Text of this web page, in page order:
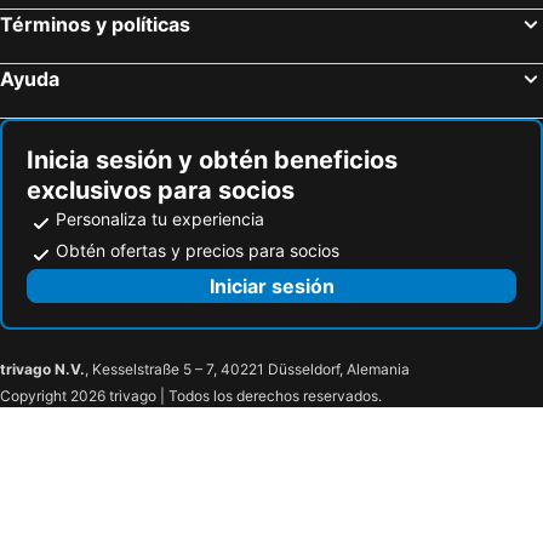
Embassy Suites by Hilton Caracas
D&D Inn Hotels
La Floresta
Beethoven
Apartment in Altamira Caracas View of Avila
Hotel El Ceibo
Playa Grande Caribe Hotel & Marina
Henri Pittier National Park
Términos y políticas
Ayuda
Inicia sesión y obtén beneficios
exclusivos para socios
Personaliza tu experiencia
Obtén ofertas y precios para socios
Iniciar sesión
trivago N.V., Kesselstraße 5 – 7, 40221 Düsseldorf, Alemania
Copyright 2026 trivago | Todos los derechos reservados.